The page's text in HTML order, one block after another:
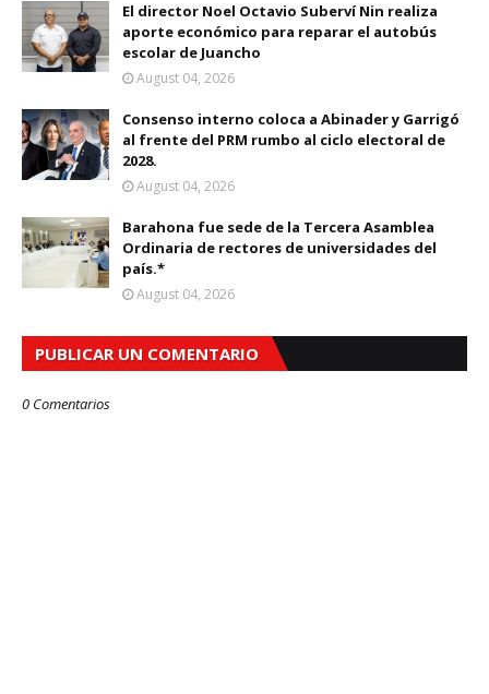
El director Noel Octavio Suberví Nin realiza
aporte económico para reparar el autobús
escolar de Juancho
August 04, 2026
Consenso interno coloca a Abinader y Garrigó
al frente del PRM rumbo al ciclo electoral de
2028.
August 04, 2026
Barahona fue sede de la Tercera Asamblea
Ordinaria de rectores de universidades del
país.*
August 04, 2026
PUBLICAR UN COMENTARIO
0 Comentarios